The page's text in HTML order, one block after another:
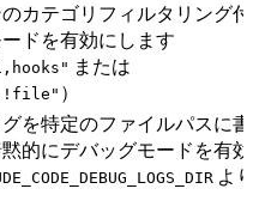
カテゴリフィルタリング
ドを有効にします
または
）
を特定のファイルパスに
的にデバッグモードを有
よ